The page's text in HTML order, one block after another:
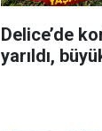
Delice’de
yarıldı,